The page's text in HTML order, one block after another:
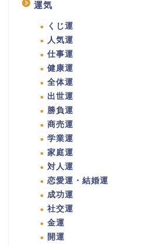
運気
くじ運
人気運
仕事運
健康運
全体運
出世運
勝負運
商売運
学業運
家庭運
対人運
恋愛運・結婚運
成功運
社交運
金運
開運